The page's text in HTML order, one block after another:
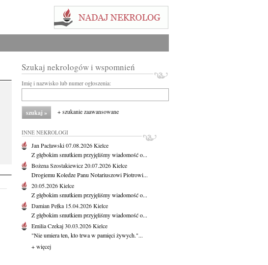
Szukaj nekrologów i wspomnień
Imię i nazwisko lub numer ogłoszenia:
+ szukanie zaawansowane
INNE NEKROLOGI
Jan Pacławski07.08.2026Kielce
Z głębokim smutkiem przyjęliśmy wiadomość o...
Bożena Szostakiewicz20.07.2026Kielce
Drogiemu Koledze Panu Notariuszowi Piotrowi...
20.05.2026Kielce
Z głębokim smutkiem przyjęliśmy wiadomość o...
Damian Pełka 15.04.2026Kielce
Z głębokim smutkiem przyjęliśmy wiadomość o...
Emilia Czekaj30.03.2026Kielce
"Nie umiera ten, kto trwa w pamięci żywych."...
+ więcej